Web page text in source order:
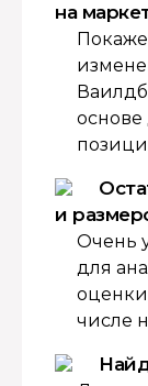
на
и
Очень
для
оценки
числе